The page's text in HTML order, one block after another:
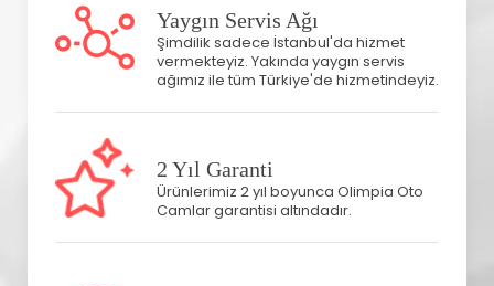
Yaygın Servis Ağı
Şimdilik sadece İstanbul'da hizmet
vermekteyiz. Yakında yaygın servis
ağımız ile tüm Türkiye'de hizmetindeyiz.
2 Yıl Garanti
Ürünlerimiz 2 yıl boyunca Olimpia Oto
Camlar garantisi altındadır.